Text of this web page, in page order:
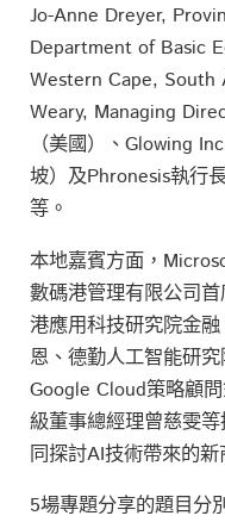
Jo-Anne Dreyer,
Department of Basic
Western Cape, South
Weary, Managing
（美國）、Glowing
坡）及Phronesis執行
等。
本地嘉賓方面，
數碼港管理有限公司
港應用科技研究院金
恩、德勤人工智能研
Google Cloud策略顧
級董事總經理曾慈雯
同探討AI技術帶來的
5場專題分享的題目分